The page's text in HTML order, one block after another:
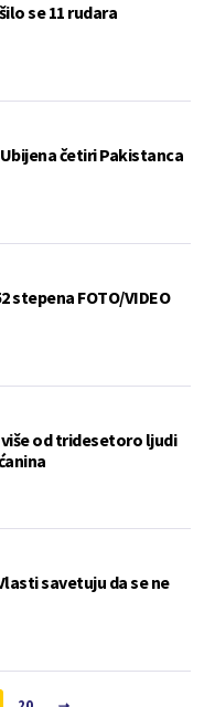
se 11 rudara
četiri Pakistanca
stepena FOTO/VIDEO
od tridesetoro ljudi
savetuju da se ne